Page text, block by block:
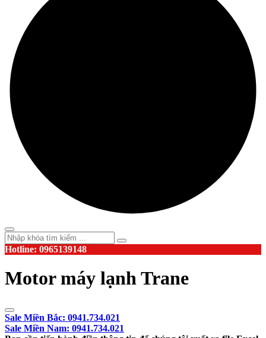
Hotline: 0965139148
Motor máy lạnh Trane
Sale Miền Bắc: 0941.734.021
Sale Miền Nam: 0941.734.021